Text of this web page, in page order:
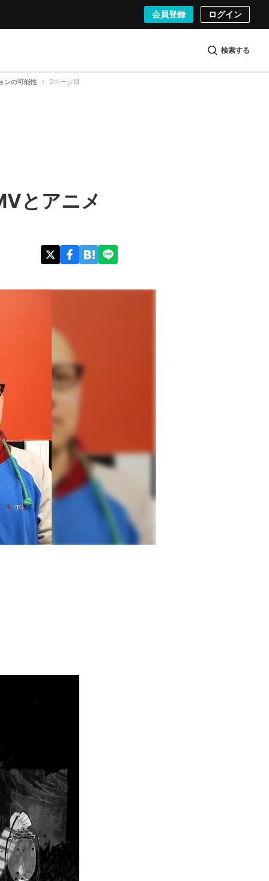
会員登録 ログイン
検索する
ンの可能性 2ページ目
とアニメ